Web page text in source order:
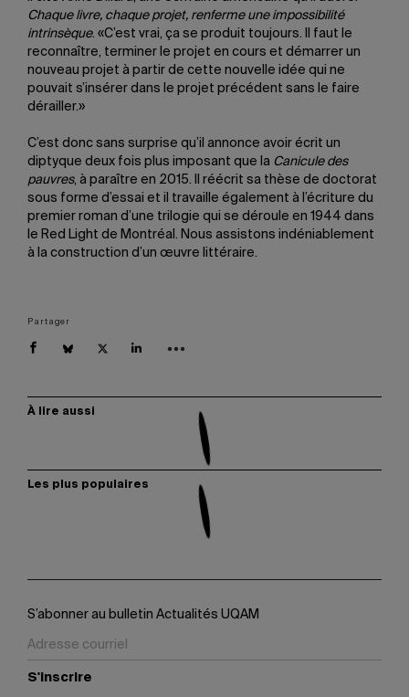
Chaque livre, chaque projet, renferme une impossibilité
intrinsèque. «C’est vrai, ça se produit toujours. Il faut le
reconnaître, terminer le projet en cours et démarrer un
nouveau projet à partir de cette nouvelle idée qui ne
pouvait s’insérer dans le projet précédent sans le faire
dérailler.»
C’est donc sans surprise qu’il annonce avoir écrit un
diptyque deux fois plus imposant que la Canicule des
pauvres, à paraître en 2015. Il réécrit sa thèse de doctorat
sous forme d’essai et il travaille également à l’écriture du
premier roman d’une trilogie qui se déroule en 1944 dans
le Red Light de Montréal. Nous assistons indéniablement
à la construction d’un œuvre littéraire.
Partager
À lire aussi
Les plus populaires
S’abonner au bulletin Actualités UQAM
S'inscrire